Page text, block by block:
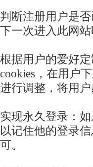
判断注册用户是
下一次进入此网
根据用户的爱好
cookies，在用户
进行调整，将用户
实现永久登录：
以记住他的登录
可。